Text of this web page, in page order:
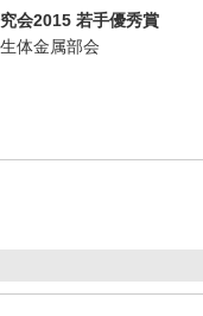
会2015 若手優秀賞
体金属部会